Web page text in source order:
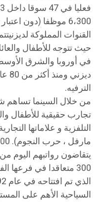
6،300 موظفا (دون
حيث تتوجه للأطفال
في أوروبا والشرق
الترفيه.
من خلال السينما
تجارب حقيقية للأطفال
التلفزية و علاماتها
يتقاضون رواتبهم اليوم
300 متعاقدا في
السياحية الأهم على